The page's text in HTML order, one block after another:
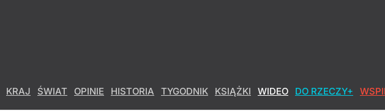
KRAJ ŚWIAT OPINIE HISTORIA TYGODNIK KSIĄŻKI WIDEO DO RZECZY+